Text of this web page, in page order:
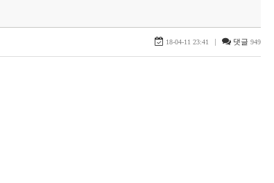
18-04-11 23:41 | 댓글 949